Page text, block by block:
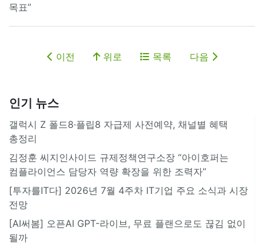
목표”
이전 위로 목록 다음
인기 뉴스
갤럭시 Z 폴드8·플립8 자급제 사전예약, 채널별 혜택
총정리
김정훈 씨지인사이드 규제정책연구소장 “아이호퍼는
컴플라이언스 담당자 역량 확장을 위한 조력자”
[투자를IT다] 2026년 7월 4주차 IT기업 주요 소식과 시장
전망
[AI써봄] 오픈AI GPT-라이브, 무료 플랜으로도 끊김 없이
될까